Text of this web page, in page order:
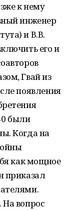
к нему
инженер
и В.В.
его и
Гвай из
появления
были
Когда на
как мощное
приказал
На вопрос